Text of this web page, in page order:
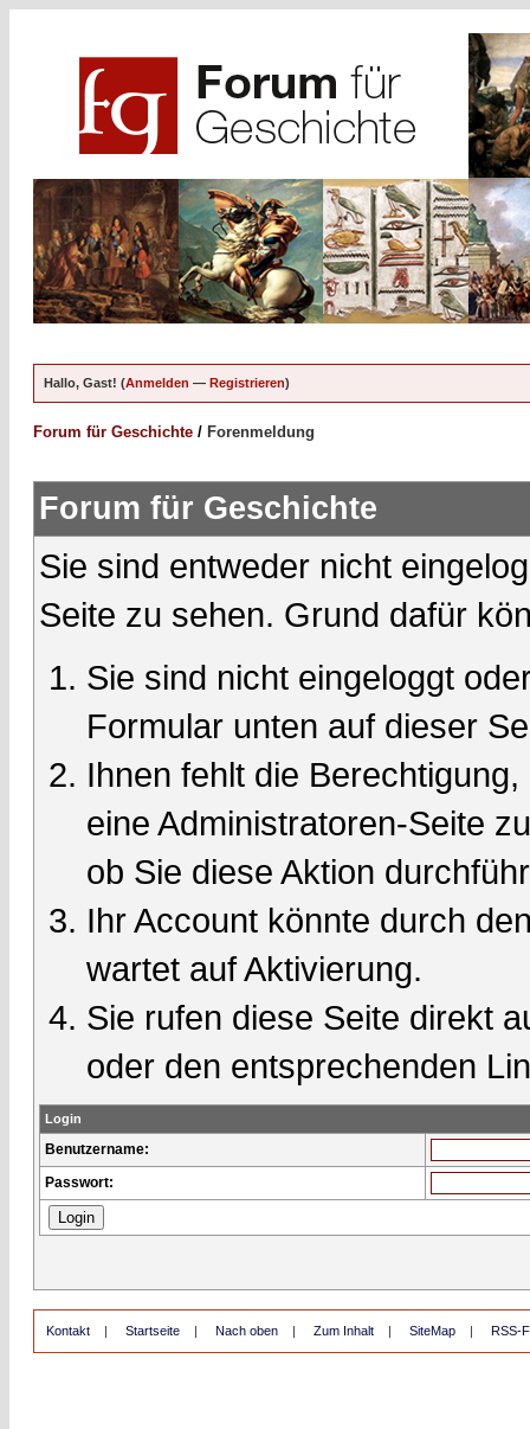
Hallo, Gast! (Anmelden — Registrieren)
Forum für Geschichte / Forenmeldung
Forum für Geschichte
Sie sind entweder nicht
Seite zu sehen. Grund dafür
Sie sind nicht eingeloggt
Formular unten auf dieser
Ihnen fehlt die
eine Administratoren-Seite
ob Sie diese Aktion
Ihr Account könnte durch
wartet auf Aktivierung.
Sie rufen diese Seite direkt
oder den entsprechenden
Login
Benutzername:
Passwort:
Kontakt | Startseite | Nach oben | Zum Inhalt | SiteMap | RSS-